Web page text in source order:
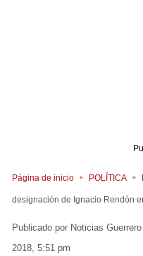
Página de inicio POLÍTICA
designación de Ignacio Rendón
Noticias Guerrero
2018, 5:51 pm